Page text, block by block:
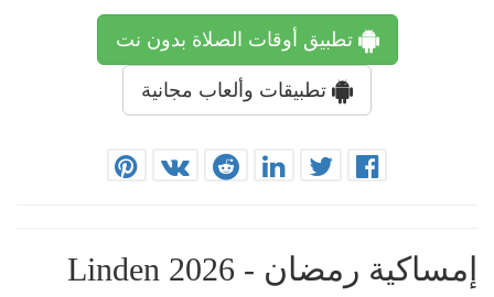
تطبيق أوقات الصلاة بدون نت
تطبيقات وألعاب مجانية
إمساكية رمضان - Linden 2026